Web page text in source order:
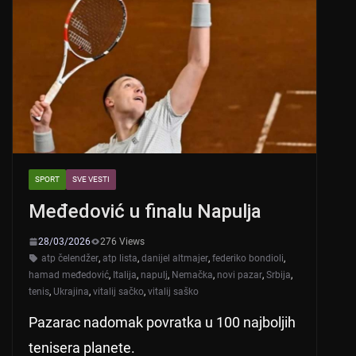
SPORT SVE VESTI
Međedović u finalu Napulja
28/03/2026
276 Views
atp čelendžer, atp lista, danijel altmajer, federiko bondioli,
hamad međedović, Italija, napulj, Nemačka, novi pazar, Srbija,
tenis, Ukrajina, vitalij sačko, vitalij saško
Pazarac nadomak povratka u 100 najboljih
tenisera planete.